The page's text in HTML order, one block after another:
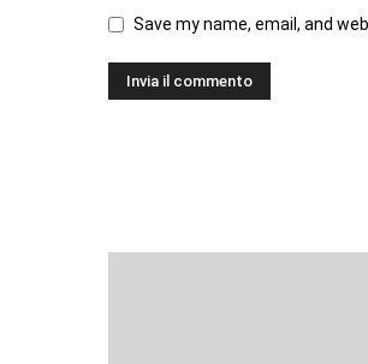
Save my name, email, and